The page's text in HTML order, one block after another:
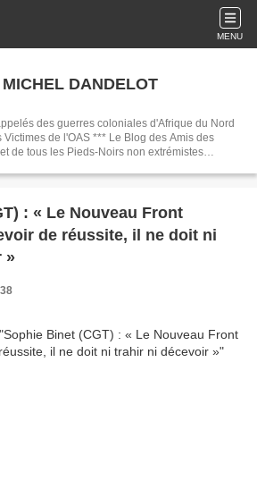
MENU
DE MICHEL DANDELOT
coloniales d'Afrique du Nord
de tous les Pieds-Noirs non extrémistes
: « Le Nouveau Front
de réussite, il ne doit ni
»